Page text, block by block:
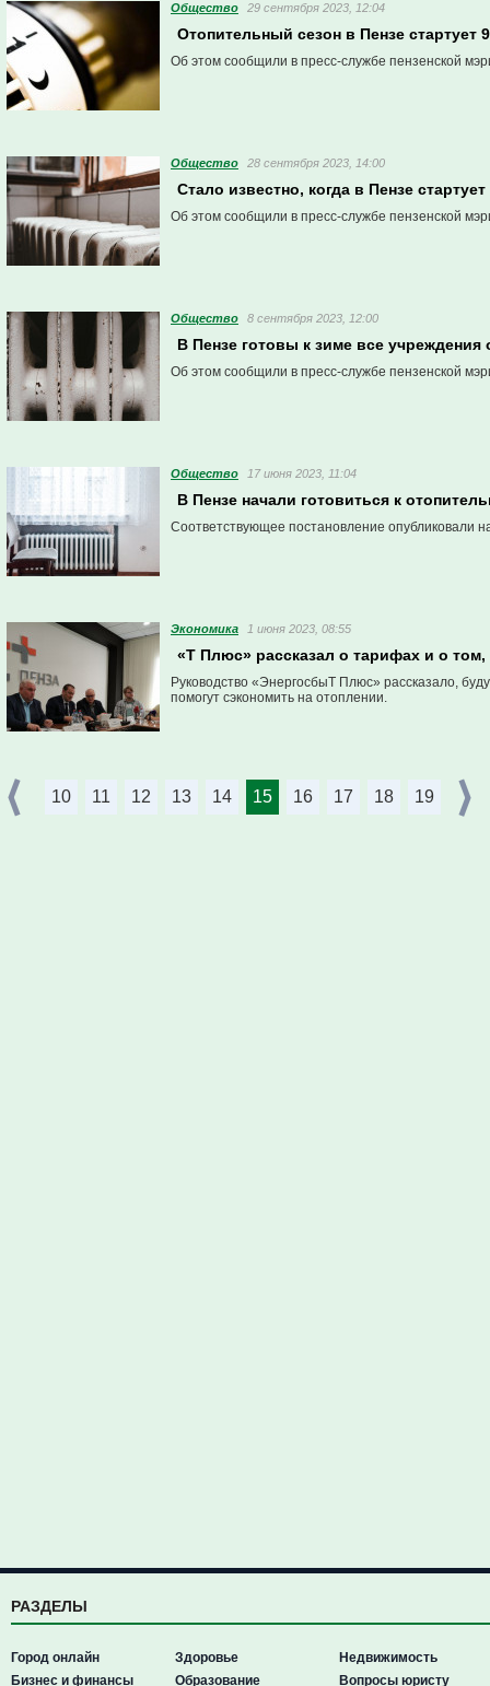
Общество 29 сентября 2023, 12:04
Отопительный сезон в Пензе стартует
Об этом сообщили в пресс-службе пензенской
Общество 28 сентября 2023, 14:00
Стало известно, когда в Пензе
Об этом сообщили в пресс-службе пензенской
Общество 8 сентября 2023, 12:00
В Пензе готовы к зиме все учреждения
Об этом сообщили в пресс-службе пензенской
Общество 17 июня 2023, 11:04
В Пензе начали готовиться к
Соответствующее постановление опубликовали
Экономика 1 июня 2023, 08:55
«Т Плюс» рассказал о тарифах и о том,
Руководство «ЭнергосбыТ Плюс» рассказало,
помогут сэкономить на отоплении.
10 11 12 13 14 15 16 17 18 19
РАЗДЕЛЫ
Город онлайн
Бизнес и финансы
Здоровье
Образование
Недвижимость
Вопросы юристу